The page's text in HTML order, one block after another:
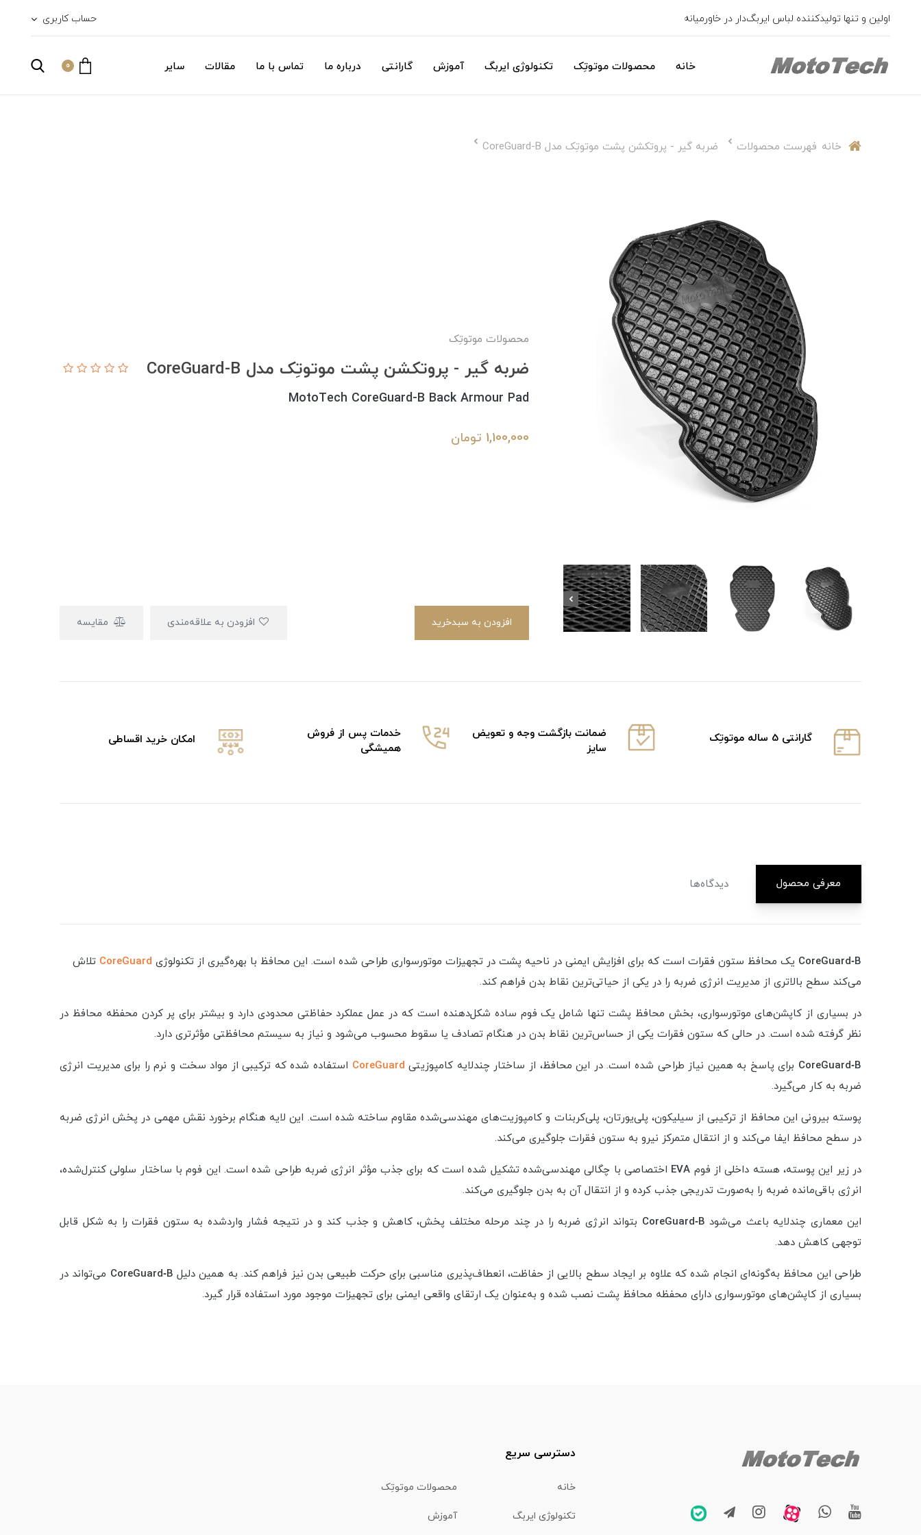
اولین و تنها تولیدکننده لباس ایربگ‌دار در خاورمیانه حساب کاربری
خانه محصولات موتوتِک تکنولوژی ایربگ آموزش گارانتی درباره ما تماس با ما مقالات سایر 0
خانه فهرست محصولات ضربه گیر - پروتکشن پشت موتوتِک مدل CoreGuard-B
محصولات موتوتِک
ضربه گیر - پروتکشن پشت موتوتِک مدل CoreGuard-B
MotoTech CoreGuard-B Back Armour Pad
1,100,000 تومان
افزودن به سبدخرید مقایسه
گارانتی 5 ساله موتوتِک
ضمانت بازگشت وجه و تعویض
سایز
خدمات پس از فروش
همیشگی
امکان خرید اقساطی
معرفی محصول دیدگاه‌ها
CoreGuard‑B یک محافظ ستون فقرات است که برای افزایش ایمنی در ناحیه پشت در تجهیزات موتورسواری طراحی شده است. این محافظ با بهره‌گیری از تکنولوژی CoreGuard تلاش
می‌کند سطح بالاتری از مدیریت انرژی ضربه را در یکی از حیاتی‌ترین نقاط بدن فراهم کند.
در بسیاری از کاپشن‌های موتورسواری، بخش محافظ پشت تنها شامل یک فوم ساده شکل‌دهنده است که در عمل عملکرد حفاظتی محدودی دارد و بیشتر برای پر کردن محفظه محافظ در
نظر گرفته شده است. در حالی که ستون فقرات یکی از حساس‌ترین نقاط بدن در هنگام تصادف یا سقوط محسوب می‌شود و نیاز به سیستم محافظتی مؤثرتری دارد.
CoreGuard‑B برای پاسخ به همین نیاز طراحی شده است. در این محافظ، از ساختار چندلایه کامپوزیتی CoreGuard استفاده شده که ترکیبی از مواد سخت و نرم را برای مدیریت انرژی
ضربه به کار می‌گیرد.
پوسته بیرونی این محافظ از ترکیبی از سیلیکون، پلی‌یورتان، پلی‌کربنات و کامپوزیت‌های مهندسی‌شده مقاوم ساخته شده است. این لایه هنگام برخورد نقش مهمی در پخش انرژی ضربه
در سطح محافظ ایفا می‌کند و از انتقال متمرکز نیرو به ستون فقرات جلوگیری می‌کند.
در زیر این پوسته، هسته داخلی از فوم EVA اختصاصی با چگالی مهندسی‌شده تشکیل شده است که برای جذب مؤثر انرژی ضربه طراحی شده است. این فوم با ساختار سلولی کنترل‌شده،
انرژی باقی‌مانده ضربه را به‌صورت تدریجی جذب کرده و از انتقال آن به بدن جلوگیری می‌کند.
این معماری چندلایه باعث می‌شود CoreGuard‑B بتواند انرژی ضربه را در چند مرحله مختلف پخش، کاهش و جذب کند و در نتیجه فشار واردشده به ستون فقرات را به شکل قابل
توجهی کاهش دهد.
طراحی این محافظ به‌گونه‌ای انجام شده که علاوه بر ایجاد سطح بالایی از حفاظت، انعطاف‌پذیری مناسبی برای حرکت طبیعی بدن نیز فراهم کند. به همین دلیل CoreGuard‑B می‌تواند در
بسیاری از کاپشن‌های موتورسواری دارای محفظه محافظ پشت نصب شده و به‌عنوان یک ارتقای واقعی ایمنی برای تجهیزات موجود مورد استفاده قرار گیرد.
دسترسی سریع
خانه محصولات موتوتِک
تکنولوژی ایربگ آموزش